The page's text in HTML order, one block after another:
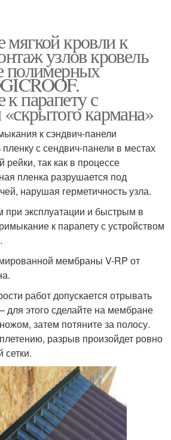
кровли к
узлов кровель
полимерных
парапету с
кармана»
к сэндвич-панели
с сендвич-панели в местах
рейки, так как в процессе
пленка разрушается под
нарушая герметичность узла.
эксплуатации и быстрым в
к парапету с устройством
мембраны V-RP от
работ допускается отрывать
для этого сделайте на мембране
затем потяните за полосу.
разрыв произойдет ровно